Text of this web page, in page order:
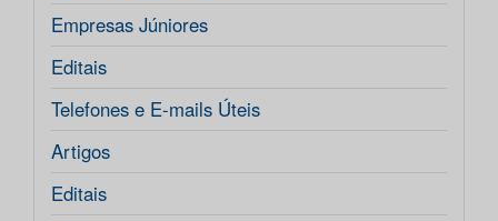
Empresas Júniores
Editais
Telefones e E-mails Úteis
Artigos
Editais